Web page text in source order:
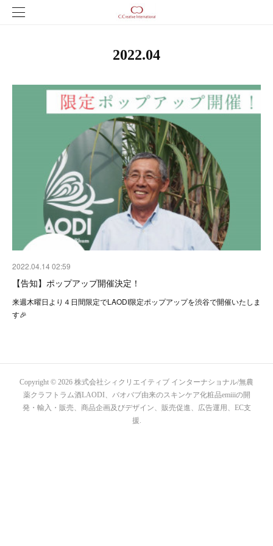
2022.04
2022.04.14 02:59
【告知】ポップアップ開催決定！
来週木曜日より４日間限定でLAODI限定ポップアップを渋谷で開催いたしま
す🎉
Copyright © 2026 株式会社シィクリエイティブ インターナショナル/無農
薬クラフトラム酒LAODI、バオバブ由来のスキンケア化粧品emiiiの開
発・輸入・販売、商品企画及びデザイン、販売促進、広告運用、EC支
援.